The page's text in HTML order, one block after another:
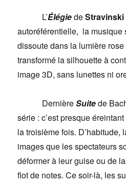
L’ÉlégiedeStravinski
autoréférentielle, la musique
dissoute dans la lumière
transformé la silhouette à
image 3D, sans lunettes ni
DernièreSuitede
série : c’est presque
la troisième fois. D’habitude,
images que les spectateurs
déformer à leur guise ou de
flot de notes. Ce soir-là, les